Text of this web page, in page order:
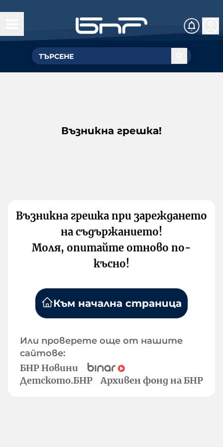
Възникна грешка!
Възникна грешка при зареждането
на съдържанието!
Моля, опитайте отново по-
късно!
Към начална страница
Или проверете още от нашите
сайтове:
БНР Новини
Детското.БНР
Архивен фонд на БНР